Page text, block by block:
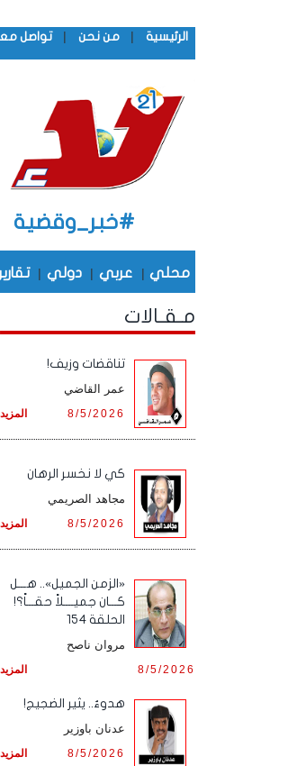
الرئيسية | من نحن | تواصل
#خبر_وقضية
محلي | عربي | دولي |
مـقـالات
تناقضات وزيف!
عمر القاضي
المزيد 8/5/2026
كي لا نخسر الرهان
مجاهد الصريمي
المزيد 8/5/2026
«الزمن الجميل».. هـــل
كـــان جميــــلاً حقـــاً؟!
الحلقة 154
مروان ناصح
المزيد 8/5/2026
هدوءٌ.. يثير الضجيج!
عدنان باوزير
المزيد 8/5/2026